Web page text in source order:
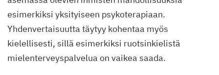
esimerkiksi yksityiseen psykoterapiaan.
Yhdenvertaisuutta täytyy kohentaa myös
kielellisesti, sillä esimerkiksi ruotsinkielistä
mielenterveyspalvelua on vaikea saada.